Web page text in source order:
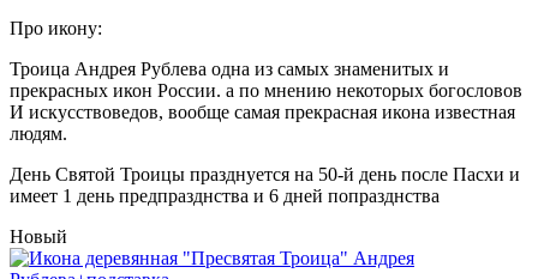
Про икону:
Троица Андрея Рублева одна из самых знаменитых и
прекрасных икон России. а по мнению некоторых богословов
И искусствоведов, вообще самая прекрасная икона известная
людям.
День Святой Троицы празднуется на 50-й день после Пасхи и
имеет 1 день предпразднства и 6 дней попразднства
Новый